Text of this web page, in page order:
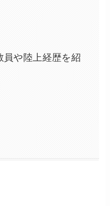
員や陸上経歴を紹